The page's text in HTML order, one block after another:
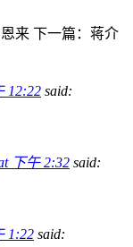
来 下一篇：蒋介
12:22 said:
下午 2:32 said:
1:22 said: